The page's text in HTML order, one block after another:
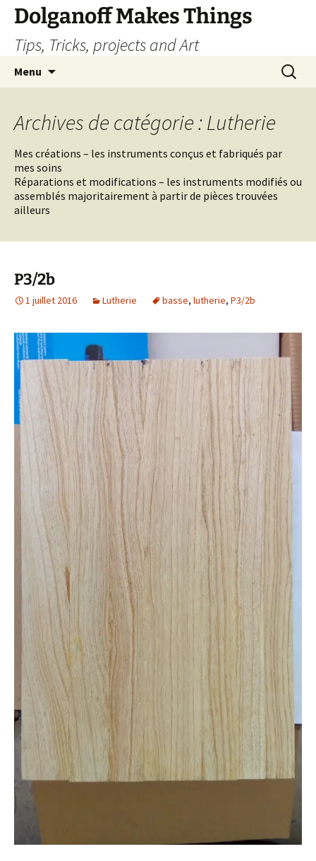
Dolganoff Makes Things
Tips, Tricks, projects and Art
Menu
Archives de catégorie : Lutherie
Mes créations – les instruments conçus et fabriqués par
mes soins
Réparations et modifications – les instruments modifiés ou
assemblés majoritairement à partir de pièces trouvées
ailleurs
P3/2b
1 juillet 2016 Lutherie basse, lutherie, P3/2b